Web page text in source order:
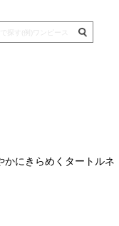
かにきらめくタートルネ